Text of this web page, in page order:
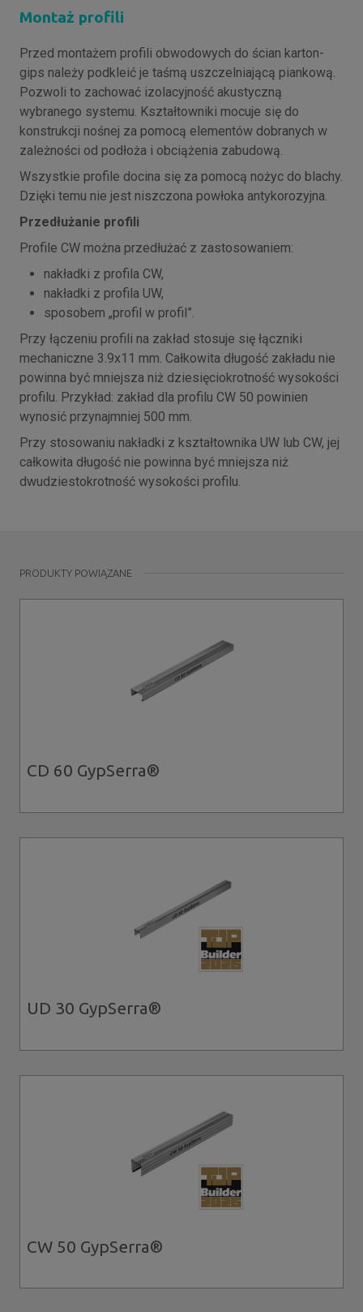
Montaż profili
Przed montażem profili obwodowych do ścian karton-
gips należy podkleić je taśmą uszczelniającą piankową.
Pozwoli to zachować izolacyjność akustyczną
wybranego systemu. Kształtowniki mocuje się do
konstrukcji nośnej za pomocą elementów dobranych w
zależności od podłoża i obciążenia zabudową.
Wszystkie profile docina się za pomocą nożyc do blachy.
Dzięki temu nie jest niszczona powłoka antykorozyjna.
Przedłużanie profili
Profile CW można przedłużać z zastosowaniem:
nakładki z profila CW,
nakładki z profila UW,
sposobem „profil w profil”.
Przy łączeniu profili na zakład stosuje się łączniki
mechaniczne 3.9x11 mm. Całkowita długość zakładu nie
powinna być mniejsza niż dziesięciokrotność wysokości
profilu. Przykład: zakład dla profilu CW 50 powinien
wynosić przynajmniej 500 mm.
Przy stosowaniu nakładki z kształtownika UW lub CW, jej
całkowita długość nie powinna być mniejsza niż
dwudziestokrotność wysokości profilu.
PRODUKTY POWIĄZANE
CD 60 GypSerra®
UD 30 GypSerra®
CW 50 GypSerra®